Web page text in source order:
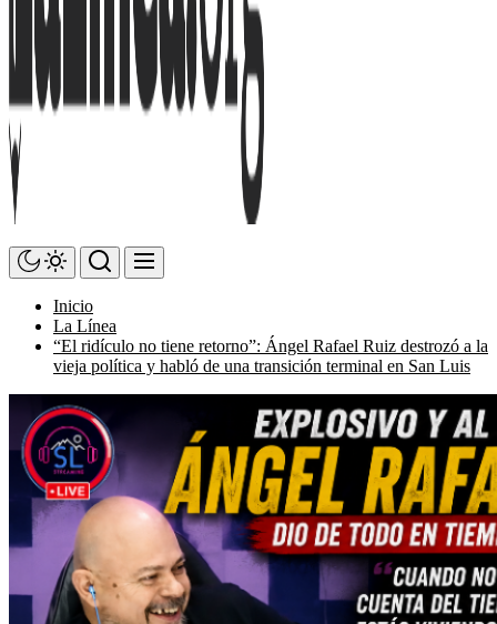
Inicio
La Línea
“El ridículo no tiene retorno”: Ángel Rafael Ruiz destrozó a la
vieja política y habló de una transición terminal en San Luis